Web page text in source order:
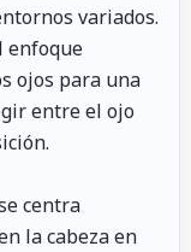
variados.
enfoque
ojos para una
entre el ojo
centra
la cabeza en